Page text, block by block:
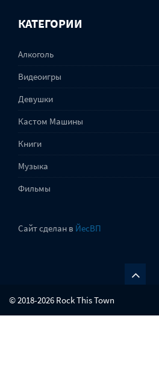
КАТЕГОРИИ
Алкоголь
Видеоигры
Девушки
Кастом Машины
Книги
Музыка
Фильмы
Сайт сделан в ЙесВП
© 2018-2026 Rock This Town